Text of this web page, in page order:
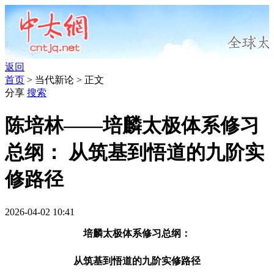
返回
首页 > 当代新论 > 正文
分享 搜索
陈培林——培麟太极体系修习
总纲： 从筑基到悟道的九阶实
修路径
2026-04-02 10:41
培麟太极体系修习总纲：
从筑基到悟道的九阶实修路径